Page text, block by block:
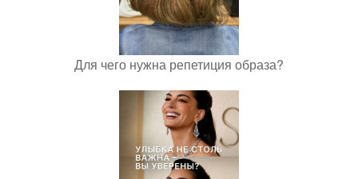
Для чего нужна репетиция образа?